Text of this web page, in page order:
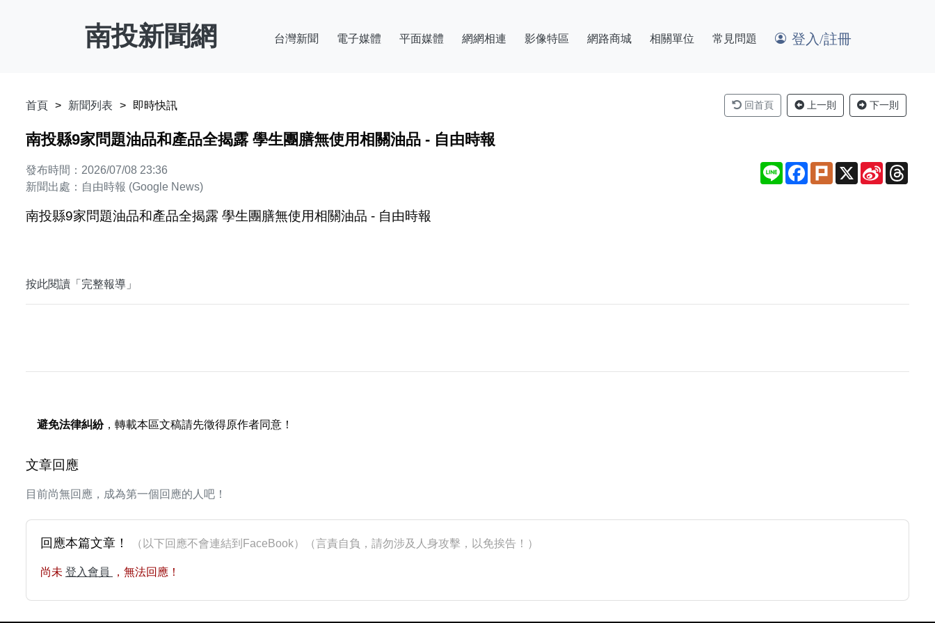
南投新聞網 台灣新聞 電子媒體 平面媒體 網網相連 影像特區 網路商城 相關單位 常見問題 登入/註冊
首頁 新聞列表 即時快訊 回首頁 上一則 下一則
南投縣9家問題油品和產品全揭露 學生團膳無使用相關油品 - 自由時報
發布時間：2026/07/08 23:36
新聞出處：自由時報 (Google News)
Line Facebook
Plurk X
Sina
Weibo
南投縣9家問題油品和產品全揭露 學生團膳無使用相關油品 - 自由時報
按此閱讀「完整報導」
避免法律糾紛，轉載本區文稿請先徵得原作者同意！
文章回應
目前尚無回應，成為第一個回應的人吧！
回應本篇文章！ （以下回應不會連結到FaceBook）（言責自負，請勿涉及人身攻擊，以免挨告！）
尚未 登入會員 ，無法回應！